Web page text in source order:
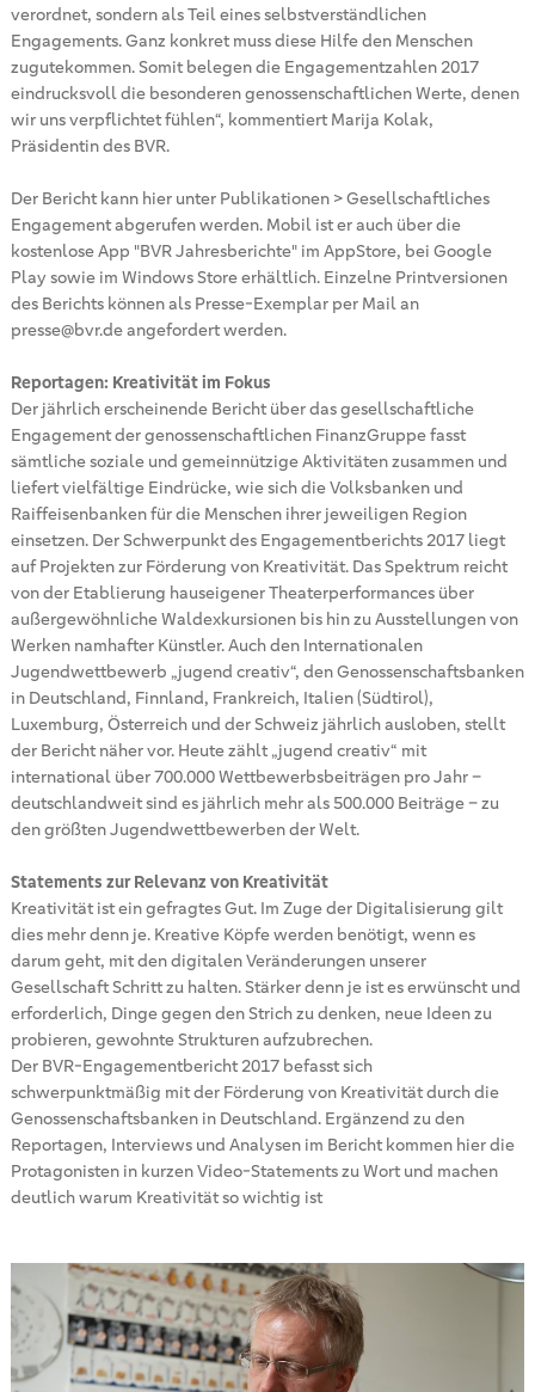
verordnet, sondern als Teil eines selbstverständlichen
Engagements. Ganz konkret muss diese Hilfe den Menschen
zugutekommen. Somit belegen die Engagementzahlen 2017
eindrucksvoll die besonderen genossenschaftlichen Werte, denen
wir uns verpflichtet fühlen“, kommentiert Marija Kolak,
Präsidentin des BVR.
Der Bericht kann hier unter Publikationen > Gesellschaftliches
Engagement abgerufen werden. Mobil ist er auch über die
kostenlose App "BVR Jahresberichte" im AppStore, bei Google
Play sowie im Windows Store erhältlich. Einzelne Printversionen
des Berichts können als Presse-Exemplar per Mail an
presse@bvr.de angefordert werden.
Reportagen: Kreativität im Fokus
Der jährlich erscheinende Bericht über das gesellschaftliche
Engagement der genossenschaftlichen FinanzGruppe fasst
sämtliche soziale und gemeinnützige Aktivitäten zusammen und
liefert vielfältige Eindrücke, wie sich die Volksbanken und
Raiffeisenbanken für die Menschen ihrer jeweiligen Region
einsetzen. Der Schwerpunkt des Engagementberichts 2017 liegt
auf Projekten zur Förderung von Kreativität. Das Spektrum reicht
von der Etablierung hauseigener Theaterperformances über
außergewöhnliche Waldexkursionen bis hin zu Ausstellungen von
Werken namhafter Künstler. Auch den Internationalen
Jugendwettbewerb „jugend creativ“, den Genossenschaftsbanken
in Deutschland, Finnland, Frankreich, Italien (Südtirol),
Luxemburg, Österreich und der Schweiz jährlich ausloben, stellt
der Bericht näher vor. Heute zählt „jugend creativ“ mit
international über 700.000 Wettbewerbsbeiträgen pro Jahr –
deutschlandweit sind es jährlich mehr als 500.000 Beiträge – zu
den größten Jugendwettbewerben der Welt.
Statements zur Relevanz von Kreativität
Kreativität ist ein gefragtes Gut. Im Zuge der Digitalisierung gilt
dies mehr denn je. Kreative Köpfe werden benötigt, wenn es
darum geht, mit den digitalen Veränderungen unserer
Gesellschaft Schritt zu halten. Stärker denn je ist es erwünscht und
erforderlich, Dinge gegen den Strich zu denken, neue Ideen zu
probieren, gewohnte Strukturen aufzubrechen.
Der BVR-Engagementbericht 2017 befasst sich
schwerpunktmäßig mit der Förderung von Kreativität durch die
Genossenschaftsbanken in Deutschland. Ergänzend zu den
Reportagen, Interviews und Analysen im Bericht kommen hier die
Protagonisten in kurzen Video-Statements zu Wort und machen
deutlich warum Kreativität so wichtig ist